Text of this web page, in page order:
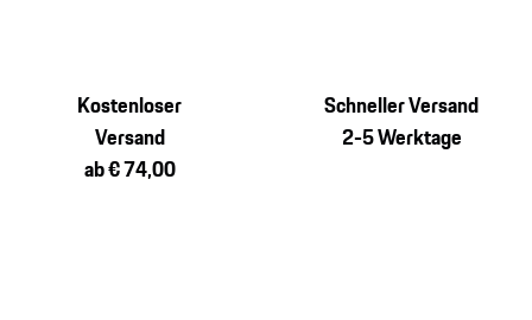
Kostenloser
Versand
ab € 74,00
Schneller Versand
2-5 Werktage